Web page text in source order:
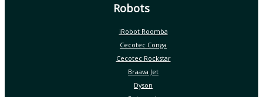
Robots
iRobot Roomba
Cecotec Conga
Cecotec Rockstar
Braava Jet
Dyson